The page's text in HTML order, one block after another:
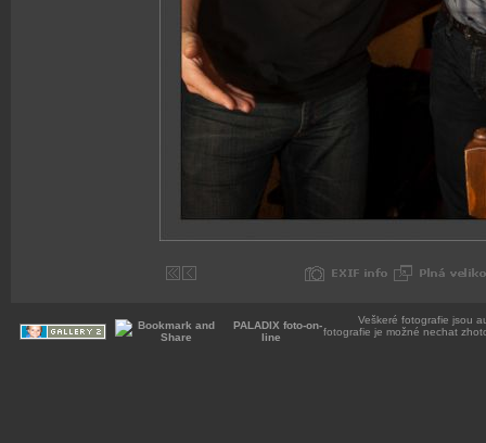
PALADIX foto-on-
line
Veškeré fotografie jsou
fotografie je možné nechat